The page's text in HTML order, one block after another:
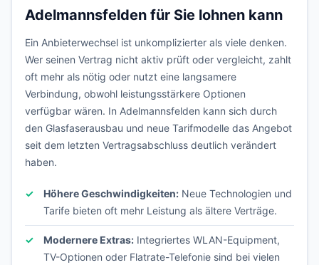
Adelmannsfelden für Sie lohnen kann
Ein Anbieterwechsel ist unkomplizierter als viele denken.
Wer seinen Vertrag nicht aktiv prüft oder vergleicht, zahlt
oft mehr als nötig oder nutzt eine langsamere
Verbindung, obwohl leistungsstärkere Optionen
verfügbar wären. In Adelmannsfelden kann sich durch
den Glasfaserausbau und neue Tarifmodelle das Angebot
seit dem letzten Vertragsabschluss deutlich verändert
haben.
Höhere Geschwindigkeiten: Neue Technologien und
Tarife bieten oft mehr Leistung als ältere Verträge.
Modernere Extras: Integriertes WLAN-Equipment,
TV-Optionen oder Flatrate-Telefonie sind bei vielen